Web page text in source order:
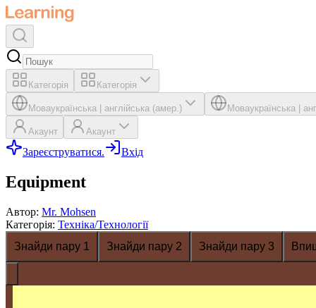
Категорія Категорія
Моваукраїнська англійська (амер.) Моваукраїнська
Акаунт Акаунт
Зареєструватися. Вхід
Equipment
Автор: Mr. Mohsen
Категорія: Техніка/Технології
Знайди пару 1
Знайди пару 2 Знайди пару 3